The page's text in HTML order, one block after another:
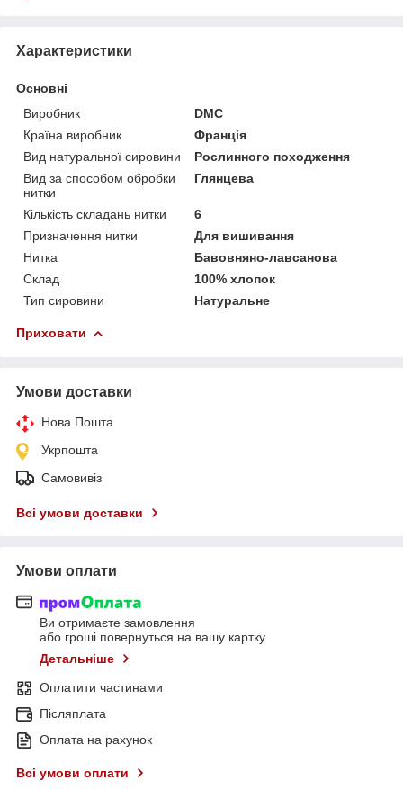
Характеристики
Основні
Виробник
DMC
Країна виробник
Франція
Вид натуральної сировини
Рослинного походження
Вид за способом обробки
нитки
Глянцева
Кількість складань нитки
6
Призначення нитки
Для вишивання
Нитка
Бавовняно-лавсанова
Склад
100% хлопок
Тип сировини
Натуральне
Приховати
Умови доставки
Нова Пошта
Укрпошта
Самовивіз
Всі умови доставки
Умови оплати
Ви отримаєте замовлення
або гроші повернуться на вашу картку
Детальніше
Оплатити частинами
Післяплата
Оплата на рахунок
Всі умови оплати